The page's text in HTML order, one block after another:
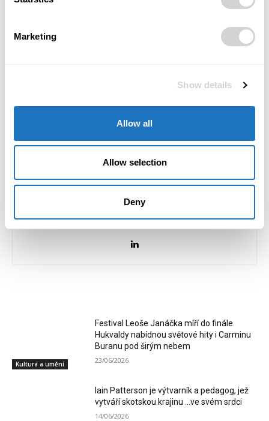
Marketing
Show details
Allow all
Allow selection
Deny
důležitou úlohu
Monika Ševčíková
Mgr. Monika Ševčíková, redaktorka magazínu POSITIV. Věnuji se
rozhovorům, příběhům osobností a tématům, která propojují
byznys, společnost a lidský rozměr podnikání.
Kultura a umění
Festival Leoše Janáčka míří do finále.
Hukvaldy nabídnou světové hity i Carminu
Buranu pod širým nebem
23/06/2026
Iain Patterson je výtvarník a pedagog, jež
vytváří skotskou krajinu …ve svém srdci
14/06/2026